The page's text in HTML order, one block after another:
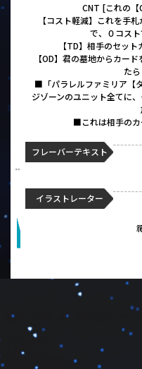
CNT [これの【
【コスト軽減】これを手
で、０コスト
【TD】相手のセッ
【OD】君の墓地からカー
たら
■「パラレルファミリア【
ジゾーンのユニット全てに
■これは相手のカ
フレーバーテキスト
イラストレーター